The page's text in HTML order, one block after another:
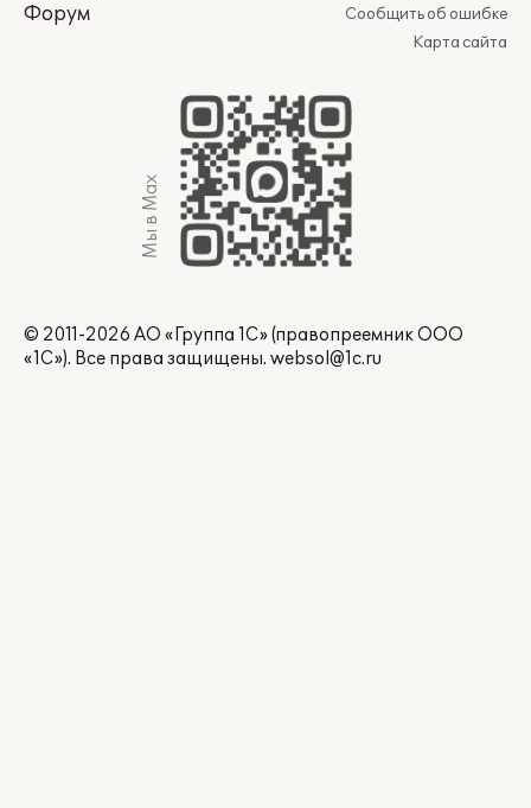
Форум
Сообщить об ошибке
Карта сайта
Мы в Max
© 2011-2026 АО «Группа 1С» (правопреемник ООО
«1С»). Все права защищены. websol@1c.ru